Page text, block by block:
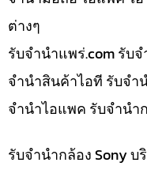
ต่างๆ
รับจํานําแพร่.com รับ
จำนำสินค้าไอที รับจ
จำนำไอแพค รับจำนำก
รับจำนำกล้อง Sony